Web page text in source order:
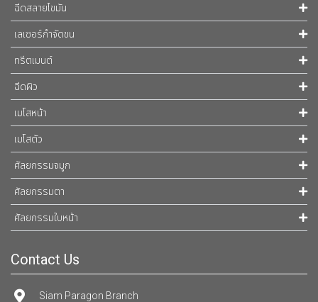
ฉีดสลายไขมัน
เลเซอร์กำจัดขน
ทรีตเมนต์
ฉีดผิว
เมโสหน้า
เมโสตัว
ศัลยกรรมจมูก
ศัลยกรรมตา
ศัลยกรรมใบหน้า
Contact Us
Siam Paragon Branch